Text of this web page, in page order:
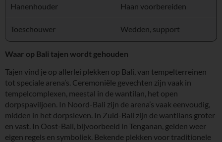
Hanenhouder Haan voorbereiden
Toeschouwer Wedden, support
Waar op Bali tajen wordt gehouden
Tajen vind je op allerlei plekken op Bali, van tempelterreinen
tot speciale arena’s. Ceremoniële gevechten zijn vaak in
tempelcomplexen, meestal in de wantilan, het open
dorpspaviljoen. In Noord-Bali zijn de arena’s vaak eenvoudig,
midden in het dorpsleven. In Zuid-Bali zijn de wantilans groter
en vast. In Oost-Bali, bijvoorbeeld in Tenganan, gelden weer
eigen regels en symboliek. Bekende plekken voor traditionele